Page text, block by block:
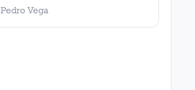
Pedro Vega